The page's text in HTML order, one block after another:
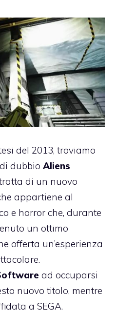
del 2013, troviamo
dubbio Aliens
di un nuovo
appartiene al
e horror che, durante
un ottimo
offerta un’esperienza
ad occuparsi
nuovo titolo, mentre
a SEGA.